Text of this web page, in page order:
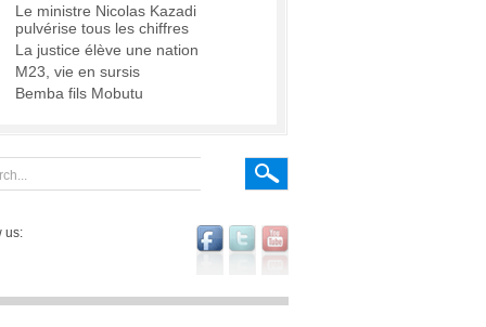
Le ministre Nicolas Kazadi
pulvérise tous les chiffres
La justice élève une nation
M23, vie en sursis
Bemba fils Mobutu
us: